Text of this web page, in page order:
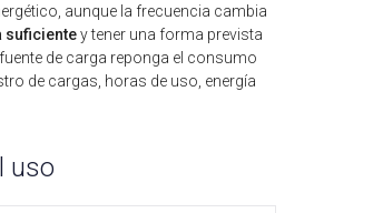
aunque la frecuencia cambia
suficientey tener una forma prevista
de carga reponga el consumo
de cargas, horas de uso, energía
uso